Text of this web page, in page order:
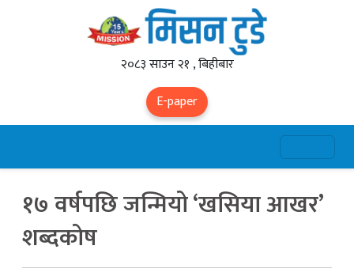
२०८३ साउन २१ , बिहीबार
E-paper
१७ वर्षपछि जन्मियो ‘खसिया आखर’
शब्दकोष